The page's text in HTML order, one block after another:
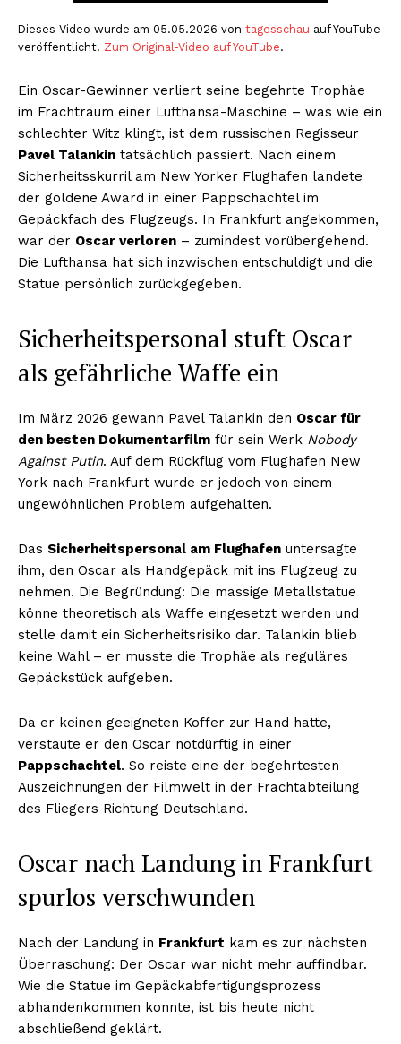
Dieses Video wurde am 05.05.2026 von tagesschau auf YouTube
veröffentlicht. Zum Original-Video auf YouTube.
Ein Oscar-Gewinner verliert seine begehrte Trophäe
im Frachtraum einer Lufthansa-Maschine – was wie ein
schlechter Witz klingt, ist dem russischen Regisseur
Pavel Talankin tatsächlich passiert. Nach einem
Sicherheitsskurril am New Yorker Flughafen landete
der goldene Award in einer Pappschachtel im
Gepäckfach des Flugzeugs. In Frankfurt angekommen,
war der Oscar verloren – zumindest vorübergehend.
Die Lufthansa hat sich inzwischen entschuldigt und die
Statue persönlich zurückgegeben.
Sicherheitspersonal stuft Oscar
als gefährliche Waffe ein
Im März 2026 gewann Pavel Talankin den Oscar für
den besten Dokumentarfilm für sein Werk Nobody
Against Putin. Auf dem Rückflug vom Flughafen New
York nach Frankfurt wurde er jedoch von einem
ungewöhnlichen Problem aufgehalten.
Das Sicherheitspersonal am Flughafen untersagte
ihm, den Oscar als Handgepäck mit ins Flugzeug zu
nehmen. Die Begründung: Die massige Metallstatue
könne theoretisch als Waffe eingesetzt werden und
stelle damit ein Sicherheitsrisiko dar. Talankin blieb
keine Wahl – er musste die Trophäe als reguläres
Gepäckstück aufgeben.
Da er keinen geeigneten Koffer zur Hand hatte,
verstaute er den Oscar notdürftig in einer
Pappschachtel. So reiste eine der begehrtesten
Auszeichnungen der Filmwelt in der Frachtabteilung
des Fliegers Richtung Deutschland.
Oscar nach Landung in Frankfurt
spurlos verschwunden
Nach der Landung in Frankfurt kam es zur nächsten
Überraschung: Der Oscar war nicht mehr auffindbar.
Wie die Statue im Gepäckabfertigungsprozess
abhandenkommen konnte, ist bis heute nicht
abschließend geklärt.